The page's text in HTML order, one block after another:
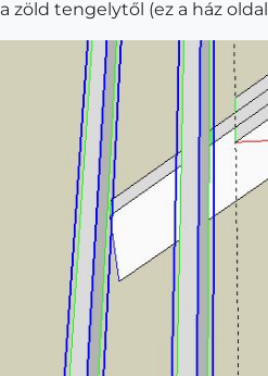
a zöld tengelytől (ez a ház